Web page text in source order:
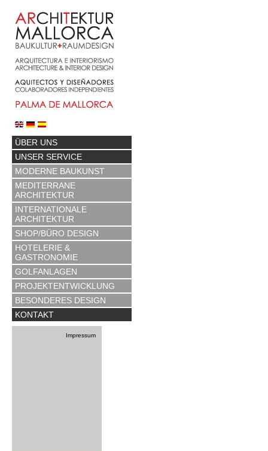
ÜBER UNS
UNSER SERVICE
MODERNE BAUKUNST
MEDITERRANE
ARCHITEKTUR
INTERNATIONALE
ARCHITEKTUR
SHOP/BÜRO DESIGN
HOTELERIE &
GASTRONOMIE
GOLFANLAGEN
PROJEKTENTWICKLUNG
BESONDERES DESIGN
KONTAKT
Impressum